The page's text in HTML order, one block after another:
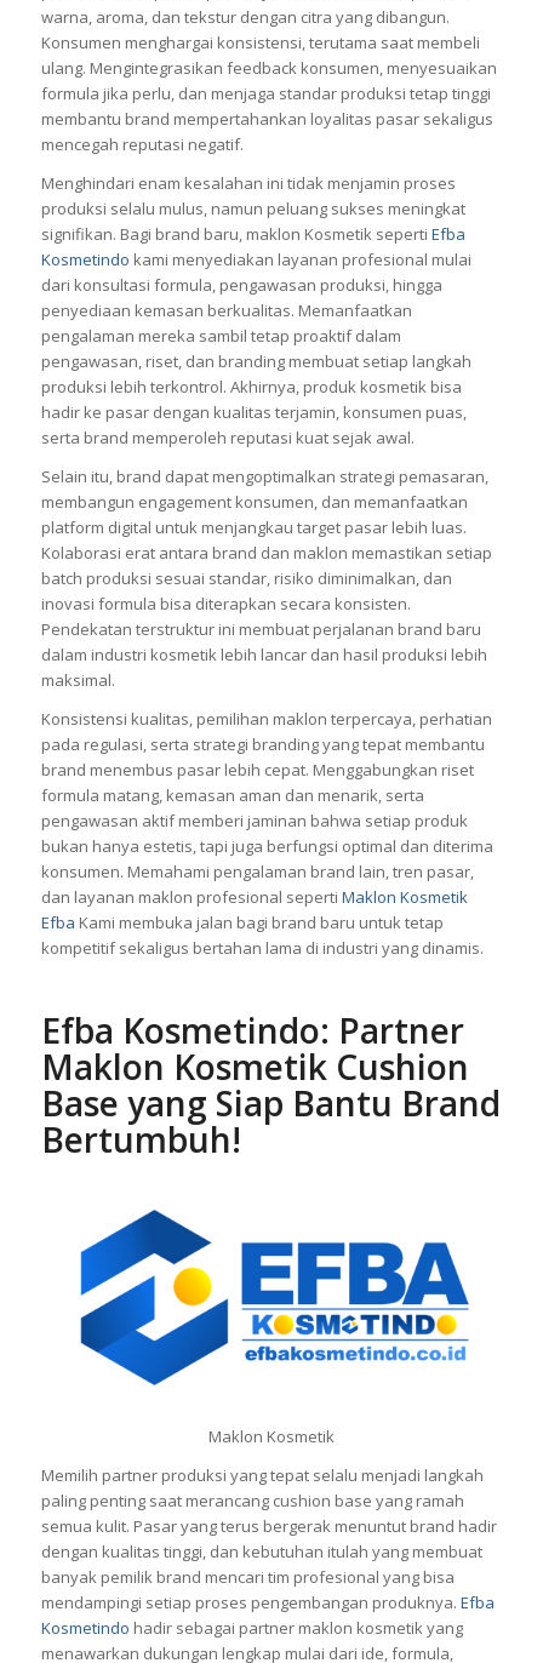
konsistensi kualitas, dan pengalaman pengguna menjadi
faktor penting agar brand berkembang. Banyak pemula fokus
pada launch cepat tanpa menyelaraskan kualitas produk,
warna, aroma, dan tekstur dengan citra yang dibangun.
Konsumen menghargai konsistensi, terutama saat membeli
ulang. Mengintegrasikan feedback konsumen, menyesuaikan
membantu brand mempertahankan loyalitas pasar sekaligus
mencegah reputasi negatif.
Menghindari enam kesalahan ini tidak menjamin proses
produksi selalu mulus, namun peluang sukses meningkat
signifikan. Bagi brand baru, maklon Kosmetik seperti
Kosmetindokami menyediakan layanan profesional mulai
dari konsultasi formula, pengawasan produksi, hingga
penyediaan kemasan berkualitas. Memanfaatkan
pengalaman mereka sambil tetap proaktif dalam
pengawasan, riset, dan branding membuat setiap langkah
hadir ke pasar dengan kualitas terjamin, konsumen puas,
serta brand memperoleh reputasi kuat sejak awal.
Selain itu, brand dapat mengoptimalkan strategi pemasaran,
membangun engagement konsumen, dan memanfaatkan
platform digital untuk menjangkau target pasar lebih luas.
Kolaborasi erat antara brand dan maklon memastikan setiap
batch produksi sesuai standar, risiko diminimalkan, dan
inovasi formula bisa diterapkan secara konsisten.
dalam industri kosmetik lebih lancar dan hasil produksi lebih
maksimal.
Konsistensi kualitas, pemilihan maklon terpercaya, perhatian
pada regulasi, serta strategi branding yang tepat membantu
brand menembus pasar lebih cepat. Menggabungkan riset
formula matang, kemasan aman dan menarik, serta
pengawasan aktif memberi jaminan bahwa setiap produk
bukan hanya estetis, tapi juga berfungsi optimal dan diterima
konsumen. Memahami pengalaman brand lain, tren pasar,
kompetitif sekaligus bertahan lama di industri yang dinamis.
Efba Kosmetindo: Partner
Maklon Kosmetik Cushion
Bertumbuh!
Maklon Kosmetik
Memilih partner produksi yang tepat selalu menjadi langkah
paling penting saat merancang cushion base yang ramah
semua kulit. Pasar yang terus bergerak menuntut brand hadir
dengan kualitas tinggi, dan kebutuhan itulah yang membuat
banyak pemilik brand mencari tim profesional yang bisa